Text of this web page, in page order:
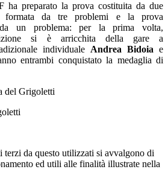
ha preparato la prova costituita da due
formata da tre problemi e la prova
da un problema: per la prima volta,
si è arricchita della gare a
individuale Andrea Bidoia e
entrambi conquistato la medaglia di
terzi da questo utilizzati si avvalgono di
ed utili alle finalità illustrate nella